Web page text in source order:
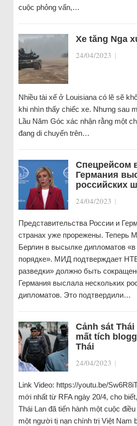
cuộc phỏng vấn,…
Xe tăng Nga
24/04/2023 |
Nhiều tài xế ở Louisiana có lẽ sẽ
khi nhìn thấy chiếc xe. Nhưng sau
Lầu Năm Góc xác nhận rằng một
đang di chuyển trên…
Спецрейсом
Германия
российских
24/04/2023 |
Представительства России и
странах уже прорежены. Теперь
Берлин в высылке дипломатов
порядке». МИД подтверждает
разведки» должно быть
Германия выслала нескольких
дипломатов. Это подтвердили…
Cảnh sát
mất tích
Thái
24/04/2023 |
Link Video: https://youtu.be/
mới nhất từ RFA ngày 20/4, cho
Thái Lan đã tiến hành một cuộc
một người tị nạn chính trị Việt Nam